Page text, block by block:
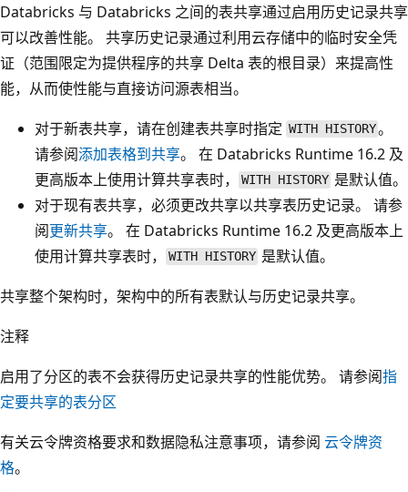
Databricks 与 Databricks 之间的表共享通过启用历史记录共享
可以改善性能。 共享历史记录通过利用云存储中的临时安全凭
证（范围限定为提供程序的共享 Delta 表的根目录）来提高性
能，从而使性能与直接访问源表相当。
对于新表共享，请在创建表共享时指定 WITH HISTORY。
请参阅添加表格到共享。 在 Databricks Runtime 16.2 及
更高版本上使用计算共享表时，
WITH HISTORY 是默认值。
对于现有表共享，必须更改共享以共享表历史记录。 请参
阅更新共享。 在 Databricks Runtime 16.2 及更高版本上
使用计算共享表时，
WITH HISTORY 是默认值。
共享整个架构时，架构中的所有表默认与历史记录共享。
注释
启用了分区的表不会获得历史记录共享的性能优势。 请参阅指
定要共享的表分区
有关云令牌资格要求和数据隐私注意事项，请参阅 云令牌资
格。